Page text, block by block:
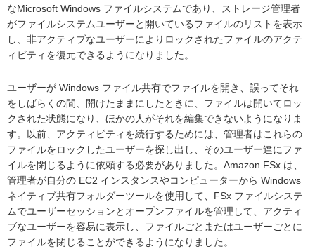
なMicrosoft Windows ファイルシステムであり、ストレージ管理者
がファイルシステムユーザーと開いているファイルのリストを表示
し、非アクティブなユーザーによりロックされたファイルのアクテ
ィビティを復元できるようになりました。
ユーザーが Windows ファイル共有でファイルを開き、誤ってそれ
をしばらくの間、開けたままにしたときに、ファイルは開いてロッ
クされた状態になり、ほかの人がそれを編集できないようになりま
す。以前、アクティビティを続行するためには、管理者はこれらの
ファイルをロックしたユーザーを探し出し、そのユーザー達にファ
イルを閉じるように依頼する必要がありました。Amazon FSx は、
管理者が自分の EC2 インスタンスやコンピューターから Windows
ネイティブ共有フォルダーツールを使用して、FSx ファイルシステ
ムでユーザーセッションとオープンファイルを管理して、アクティ
ブなユーザーを容易に表示し、ファイルごとまたはユーザーごとに
ファイルを閉じることができるようになりました。